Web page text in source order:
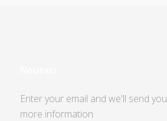
Enter your email and we'll send you
more information